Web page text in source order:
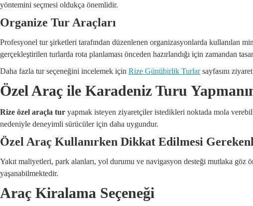
yöntemini seçmesi oldukça önemlidir.
Organize Tur Araçları
Profesyonel tur şirketleri tarafından düzenlenen organizasyonlarda kullanılan
gerçekleştirilen turlarda rota planlaması önceden hazırlandığı için zamandan
Daha fazla tur seçeneğini incelemek için Rize Günübirlik Turlarsayfasını
Özel Araç ile Karadeniz Turu
Rize özel araçla tur yapmak isteyen ziyaretçiler istedikleri noktada mola
nedeniyle deneyimli sürücüler için daha uygundur.
Özel Araç Kullanırken Dikkat Edilmesi
Yakıt maliyetleri, park alanları, yol durumu ve navigasyon desteği mutlaka göz
yaşanabilmektedir.
Araç Kiralama Seçeneği